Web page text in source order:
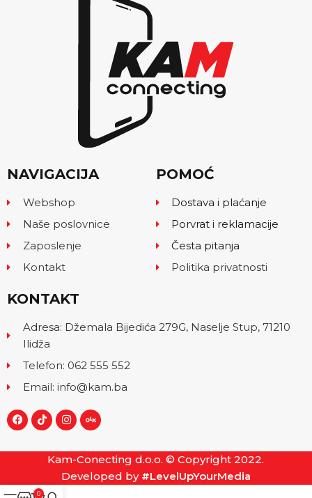
NAVIGACIJA
Webshop
Naše poslovnice
Zaposlenje
Kontakt
POMOĆ
Dostava i plaćanje
Porvrat i reklamacije
Česta pitanja
Politika privatnosti
KONTAKT
Adresa: Džemala Bijedića 279G, Naselje Stup, 71210
Ilidža
Telefon: 062 555 552
Email: info@kam.ba
Kam-Conecting d.o.o. © Copyright 2022.
Developed by #LevelUpYourMedia
0